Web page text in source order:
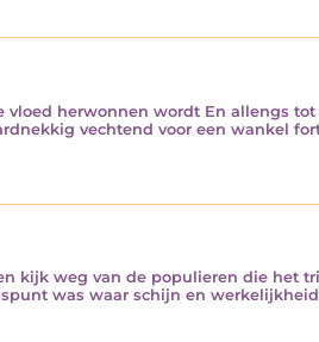
vloed herwonnen wordt En allengs
vechtend voor een wankel
kijk weg van de populieren die het
was waar schijn en